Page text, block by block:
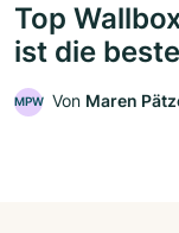
Top
ist die
MPW Von Maren